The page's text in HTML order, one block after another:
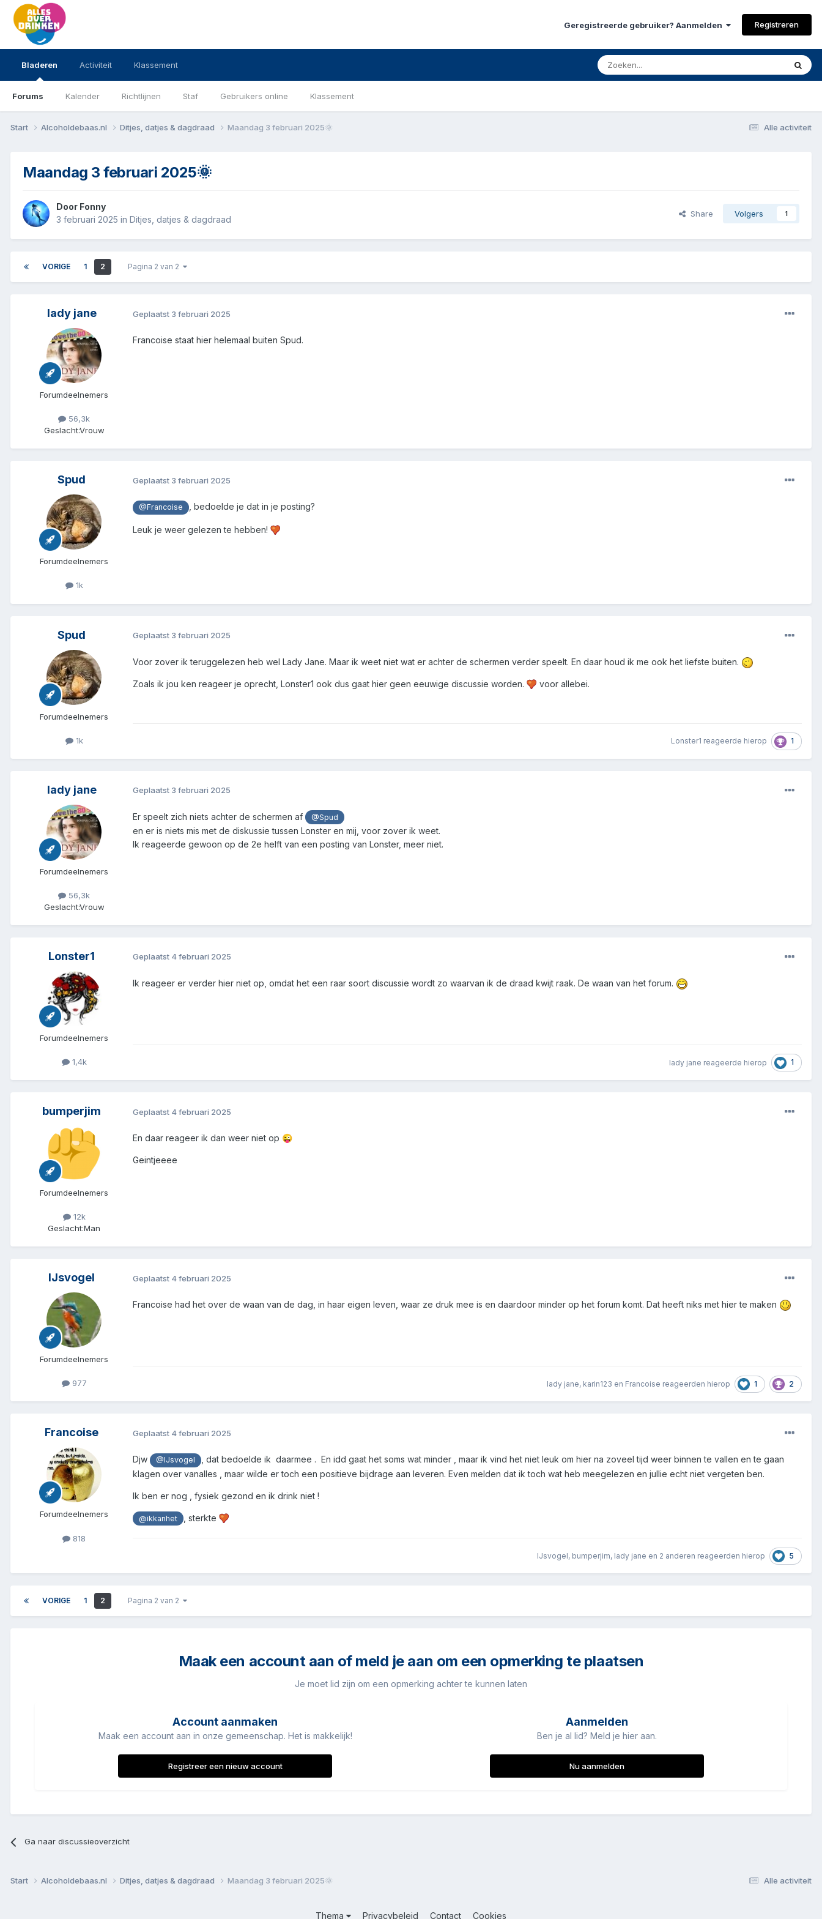
Geregistreerde gebruiker? Aanmelden Registreren
Bladeren
Forums Kalender Richtlijnen Staf Gebruikers online Klassement
Activiteit Klassement
Alle activiteit
Start Alcoholdebaas.nl Ditjes, datjes & dagdraad Maandag 3 februari 2025🌞
Maandag 3 februari 2025🌞
Door Fonny
3 februari 2025 in Ditjes, datjes & dagdraad
Share Volgers 1
VORIGE 1 2 Pagina 2 van 2
lady jane
Forumdeelnemers
56,3k
Geslacht:Vrouw
Geplaatst 3 februari 2025
Francoise staat hier helemaal buiten Spud.
Spud
Forumdeelnemers
1k
Geplaatst 3 februari 2025
@Francoise , bedoelde je dat in je posting?
Leuk je weer gelezen te hebben!
Spud
Forumdeelnemers
1k
Geplaatst 3 februari 2025
Voor zover ik teruggelezen heb wel Lady Jane. Maar ik weet niet wat er achter de schermen verder speelt. En daar houd ik me ook het liefste buiten.
Zoals ik jou ken reageer je oprecht, Lonster1 ook dus gaat hier geen eeuwige discussie worden. voor allebei.
Lonster1 reageerde hierop 1
lady jane
Forumdeelnemers
56,3k
Geslacht:Vrouw
Geplaatst 3 februari 2025
Er speelt zich niets achter de schermen af @Spud
en er is niets mis met de diskussie tussen Lonster en mij, voor zover ik weet.
Ik reageerde gewoon op de 2e helft van een posting van Lonster, meer niet.
Lonster1
Forumdeelnemers
1,4k
Geplaatst 4 februari 2025
Ik reageer er verder hier niet op, omdat het een raar soort discussie wordt zo waarvan ik de draad kwijt raak. De waan van het forum.
lady jane reageerde hierop 1
bumperjim
Forumdeelnemers
12k
Geslacht:Man
Geplaatst 4 februari 2025
En daar reageer ik dan weer niet op 😜
Geintjeeee
IJsvogel
Forumdeelnemers
977
Geplaatst 4 februari 2025
Francoise had het over de waan van de dag, in haar eigen leven, waar ze druk mee is en daardoor minder op het forum komt. Dat heeft niks met hier te maken
lady jane, karin123 en Francoise reageerden hierop 1 2
Francoise
Forumdeelnemers
818
Geplaatst 4 februari 2025
Djw @IJsvogel
, dat bedoelde ik daarmee . En idd gaat het soms wat minder , maar ik vind het niet leuk om hier na zoveel tijd weer binnen te vallen en te gaan
klagen over vanalles , maar wilde er toch een positieve bijdrage aan leveren. Even melden dat ik toch wat heb meegelezen en jullie echt niet vergeten ben.
Ik ben er nog , fysiek gezond en ik drink niet !
@ikkanhet , sterkte
IJsvogel, bumperjim, lady jane en 2 anderen reageerden hierop 5
VORIGE 1 2 Pagina 2 van 2
Maak een account aan of meld je aan om een opmerking te plaatsen
Je moet lid zijn om een opmerking achter te kunnen laten
Account aanmaken
Maak een account aan in onze gemeenschap. Het is makkelijk!
Registreer een nieuw account
Aanmelden
Ben je al lid? Meld je hier aan.
Nu aanmelden
Ga naar discussieoverzicht
Alle activiteit
Start Alcoholdebaas.nl Ditjes, datjes & dagdraad Maandag 3 februari 2025🌞
Thema Privacybeleid Contact Cookies